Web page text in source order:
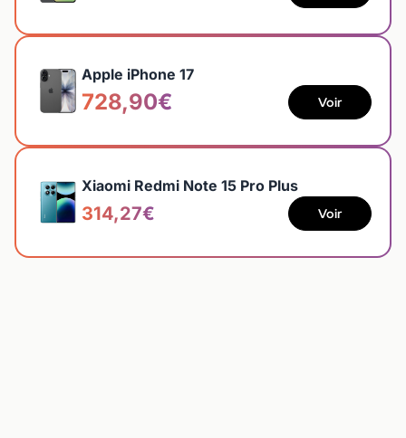
Apple iPhone 17
728,90€ Voir
Xiaomi Redmi Note 15 Pro Plus
314,27€ Voir